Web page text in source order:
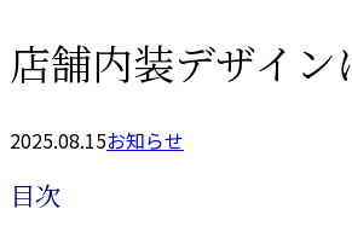
店舗内装デザイン
2025.08.15お知らせ
目次